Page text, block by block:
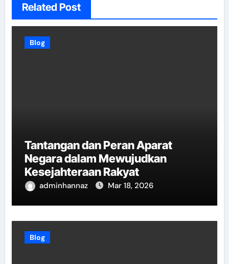
Related Post
Blog
Tantangan dan Peran Aparat
Negara dalam Mewujudkan
Kesejahteraan Rakyat
adminhannaz Mar 18, 2026
Blog